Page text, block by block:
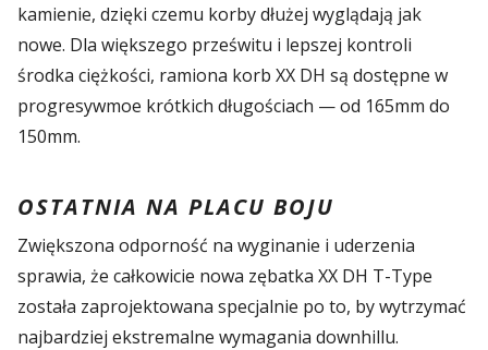
kamienie, dzięki czemu korby dłużej wyglądają jak
nowe. Dla większego prześwitu i lepszej kontroli
środka ciężkości, ramiona korb XX DH są dostępne w
progresywmoe krótkich długościach — od 165mm do
150mm.
OSTATNIA NA PLACU BOJU
Zwiększona odporność na wyginanie i uderzenia
sprawia, że całkowicie nowa zębatka XX DH T-Type
została zaprojektowana specjalnie po to, by wytrzymać
najbardziej ekstremalne wymagania downhillu.